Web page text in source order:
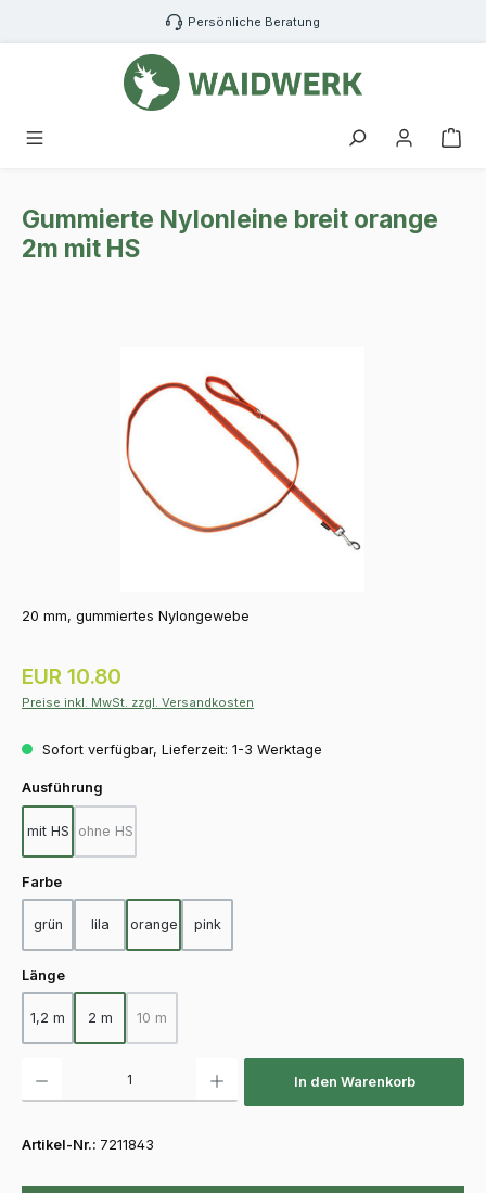
Zum Hauptinhalt springen Persönliche Beratung
Gummierte Nylonleine breit orange
2m mit HS
20 mm, gummiertes Nylongewebe
Regulärer Preis:
EUR 10.80
Preise inkl. MwSt. zzgl. Versandkosten
Sofort verfügbar, Lieferzeit: 1-3 Werktage
Ausführung
mit HS ohne HS
(Diese Option ist zurzeit nicht verfügbar.)
Farbeauswählen
grün lila orange pink
Längeauswählen
1,2 m 2 m 10 m
(Diese Option ist zurzeit nicht verfügbar.)
In den Warenkorb
Artikel-Nr.: 7211843